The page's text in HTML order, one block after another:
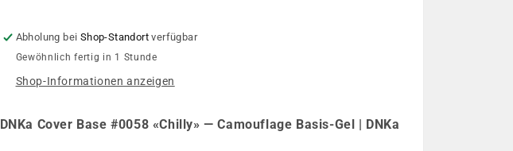
Abholung bei Shop-Standortverfügbar
Gewöhnlich fertig in 1 Stunde
Shop-Informationen anzeigen
DNKa Cover Base #0058 «Chilly» — Camouflage Basis-Gel | DNKa